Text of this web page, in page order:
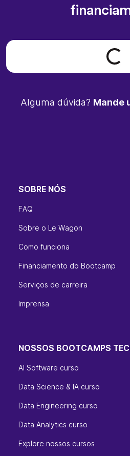
Alguma dúvida? Mande
SOBRE NÓS
FAQ
Sobre o Le Wagon
Como funciona
Financiamento do Bootcamp
Serviços de carreira
Imprensa
NOSSOS BOOTCAMPS
AI Software curso
Data Science & IA curso
Data Engineering curso
Data Analytics curso
Explore nossos cursos